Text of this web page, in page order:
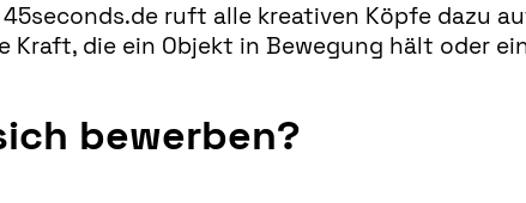
ruft alle kreativen Köpfe dazu
Kraft, die ein Objekt in Bewegung hält oder
bewerben?